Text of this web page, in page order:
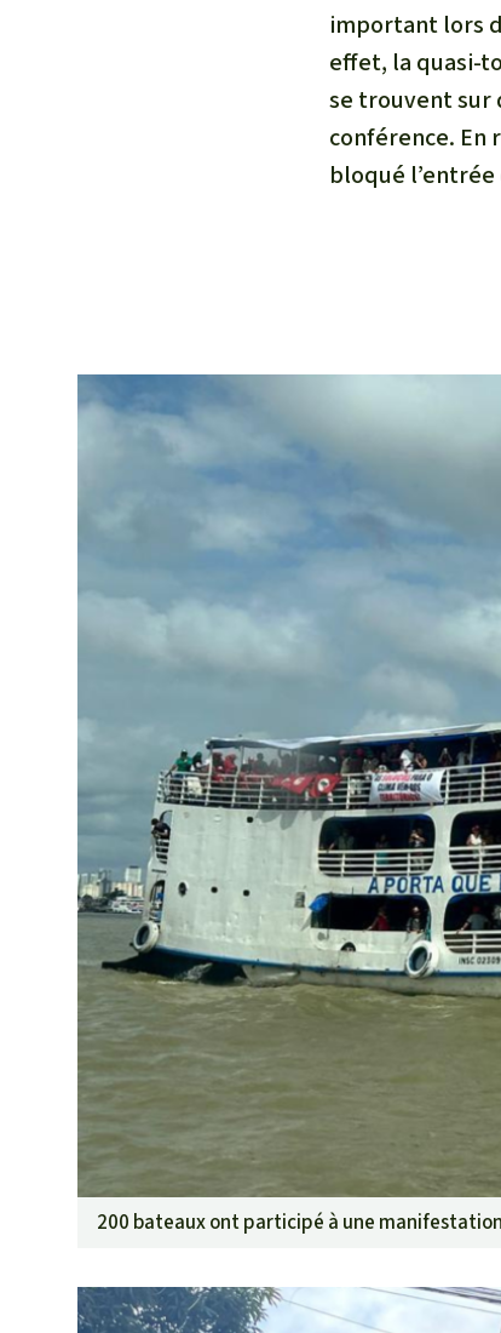
important lors
effet, la quasi-
se trouvent sur
conférence. En
bloqué l’entrée
200 bateaux ont participé à une